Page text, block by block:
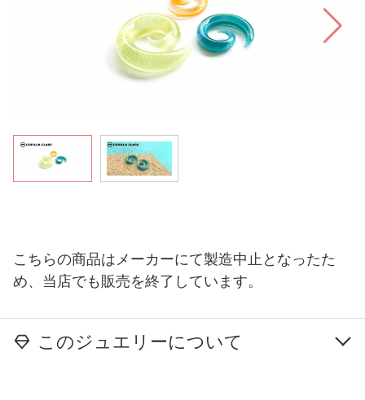
こちらの商品はメーカーにて製造中止となったた
め、当店でも販売を終了しています。
このジュエリーについて